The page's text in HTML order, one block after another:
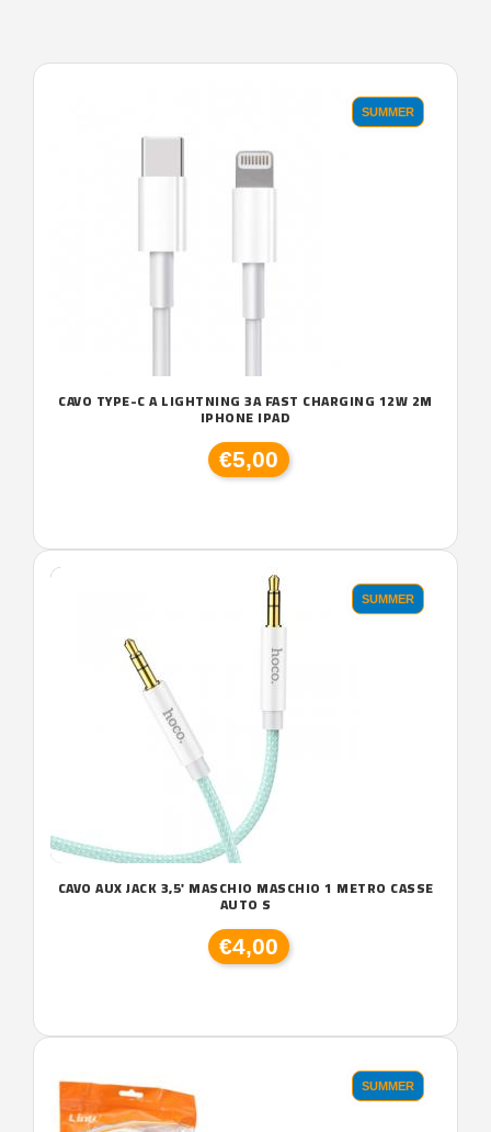
SUMMER
CAVO TYPE-C A LIGHTNING 3A FAST CHARGING 12W 2M
IPHONE IPAD
€5,00
SUMMER
CAVO AUX JACK 3,5' MASCHIO MASCHIO 1 METRO CASSE
AUTO S
€4,00
SUMMER